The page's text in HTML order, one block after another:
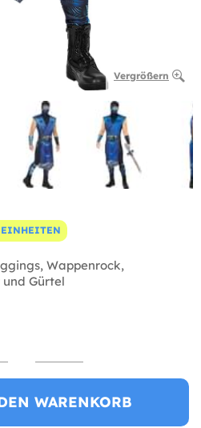
Vergrößern
EINHEITEN
Wappenrock,
Gürtel
WARENKORB